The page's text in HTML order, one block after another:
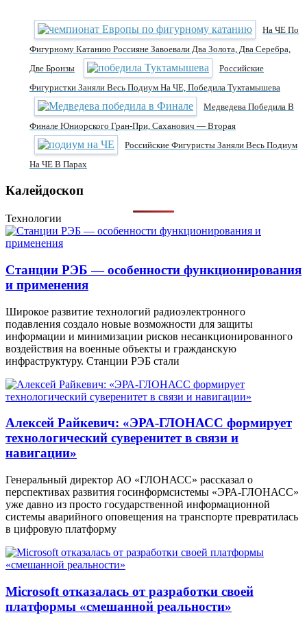
На ЧЕ По
Фигурному Катанию Россияне Завоевали Два Золота, Два Серебра,
Две Бронзы
Российские
Фигуристки Заняли Весь Подиум На ЧЕ, Победила Туктамышева
Медведева Победила В
Финале Юниорского Гран-При, Саханович — Вторая
Российские Фигуристы Заняли Весь Подиум
На ЧЕ В Парах
Калейдоскоп
Технологии
Станции РЭБ — особенности функционирования
и применения
Широкое развитие технологий радиоэлектронного
подавления создало новые возможности для защиты
информации и минимизации рисков несанкционированного
воздействия на военные объекты и гражданскую
инфраструктуру. Станции РЭБ стали
Алексей Райкевич: «ЭРА-ГЛОНАСС формирует
технологический суверенитет в связи и
навигации»
Генеральный директор АО «ГЛОНАСС» рассказал о
перспективах развития госинформсистемы «ЭРА-ГЛОНАСС»
уже давно из просто государственной информационной
системы аварийного оповещения на транспорте превратилась
в цифровую платформу
Microsoft отказалась от разработки своей
платформы «смешанной реальности»